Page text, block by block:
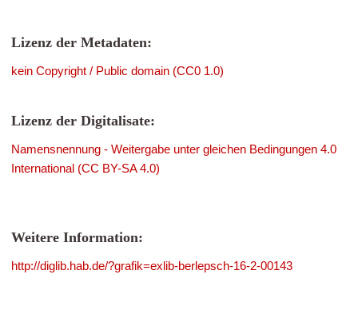
Lizenz der Metadaten:
kein Copyright / Public domain (CC0 1.0)
Lizenz der Digitalisate:
Namensnennung - Weitergabe unter gleichen Bedingungen 4.0
International (CC BY-SA 4.0)
Weitere Information:
http://diglib.hab.de/?grafik=exlib-berlepsch-16-2-00143